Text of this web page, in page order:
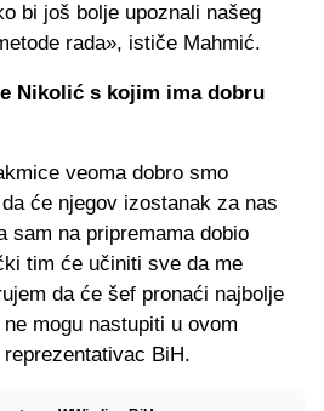
bi još bolje upoznali našeg
rada», ističe Mahmić.
Nikolić s kojim ima dobru
veoma dobro smo
će njegov izostanak za nas
sam na pripremama dobio
tim će učiniti sve da me
da će šef pronaći najbolje
mogu nastupiti u ovom
BiH.